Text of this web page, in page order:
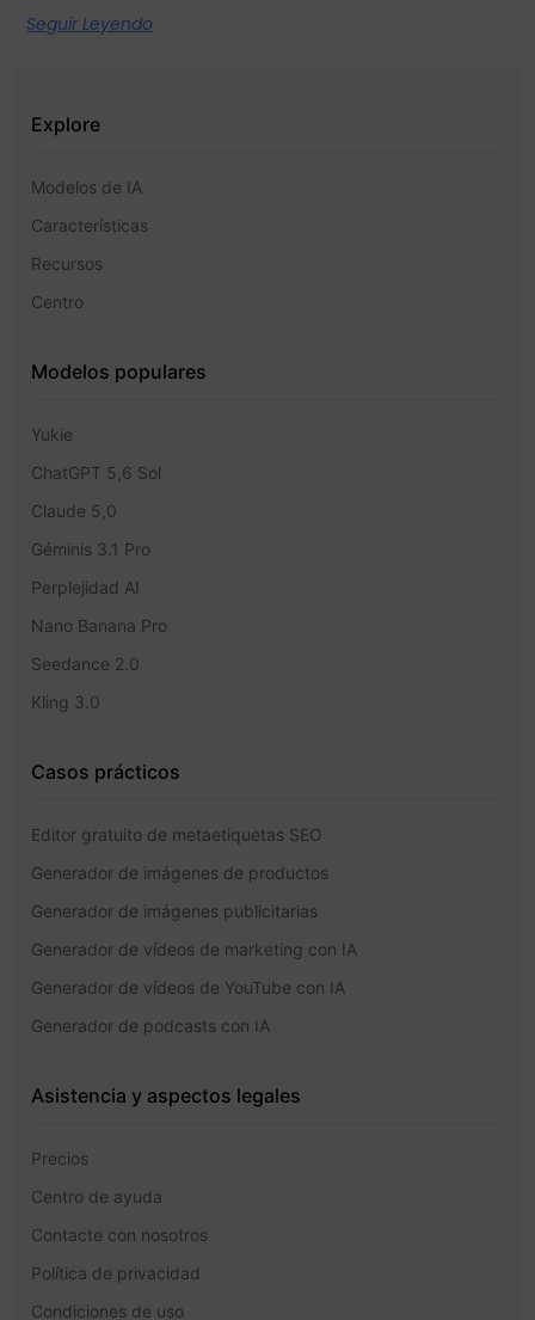
Seguir Leyendo
Explore
Modelos de IA
Características
Recursos
Centro
Modelos populares
Yukie
ChatGPT 5,6 Sol
Claude 5,0
Géminis 3.1 Pro
Perplejidad AI
Nano Banana Pro
Seedance 2.0
Kling 3.0
Casos prácticos
Editor gratuito de metaetiquetas SEO
Generador de imágenes de productos
Generador de imágenes publicitarias
Generador de vídeos de marketing con IA
Generador de vídeos de YouTube con IA
Generador de podcasts con IA
Asistencia y aspectos legales
Precios
Centro de ayuda
Contacte con nosotros
Política de privacidad
Condiciones de uso